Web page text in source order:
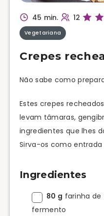
45 min. 12
Vegetariana
Crepes
Não sabe como
Estes crepes
levam tâmaras,
ingredientes que lhes
Sirva-os como
Ingredientes
80 g farinha de
fermento